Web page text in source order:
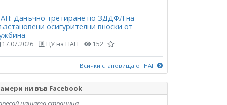
Данъчно третиране по ЗДДФЛ на
осигурителни вноски от
17.07.2026 ЦУ на НАП 152
Всички становища от НАП
ни във Facebook